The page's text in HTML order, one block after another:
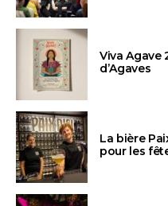
Viva Agave
d’Agaves
La bière
pour les